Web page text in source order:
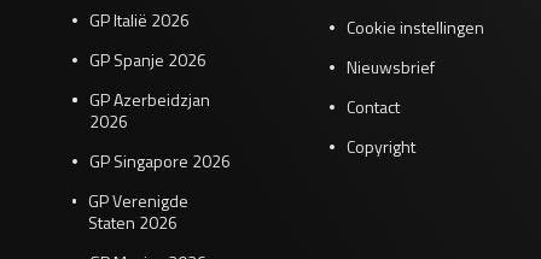
GP Italië 2026
GP Spanje 2026
GP Azerbeidzjan
2026
GP Singapore 2026
GP Verenigde
Staten 2026
Cookie instellingen
Nieuwsbrief
Contact
Copyright